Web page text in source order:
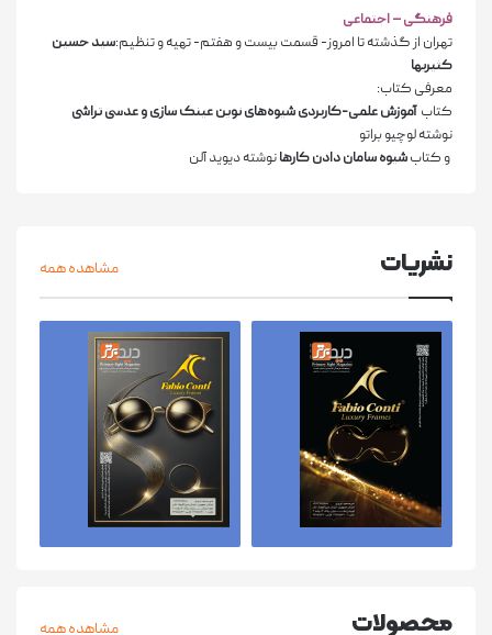
فرهنگی–اجتماعی
تهران از گذشته تا امروز- قسمت بیست و هفتم- تهیه و تنظیم:سید حسین
کثیریها
معرفی کتاب:
کتاب آموزش علمی-کاربردی شیوه‌های نوین عینک سازی و عدسی تراشی
نوشته لوچیو براتو
و کتابشیوه سامان دادن کارهانوشته دیوید آلن
نشریات مشاهده همه
محصولات مشاهده همه